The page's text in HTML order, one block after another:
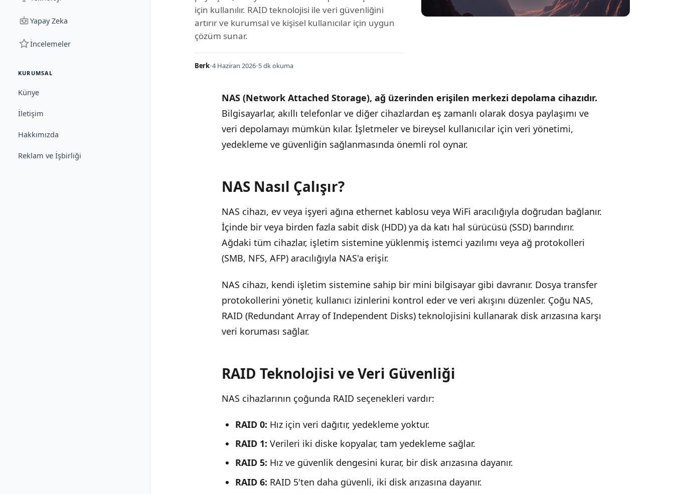
Yapay Zeka
İncelemeler
KURUMSAL
Künye
İletişim
Hakkımızda
Reklam ve İşbirliği
için kullanılır. RAID teknolojisi ile veri güvenliğini
artırır ve kurumsal ve kişisel kullanıcılar için uygun
çözüm sunar.
Berk•4 Haziran 2026•5 dk okuma
NAS (Network Attached Storage), ağ üzerinden erişilen merkezi depolama cihazıdır.
Bilgisayarlar, akıllı telefonlar ve diğer cihazlardan eş zamanlı olarak dosya paylaşımı ve
veri depolamayı mümkün kılar. İşletmeler ve bireysel kullanıcılar için veri yönetimi,
yedekleme ve güvenliğin sağlanmasında önemli rol oynar.
NAS Nasıl Çalışır?
NAS cihazı, ev veya işyeri ağına ethernet kablosu veya WiFi aracılığıyla doğrudan bağlanır.
İçinde bir veya birden fazla sabit disk (HDD) ya da katı hal sürücüsü (SSD) barındırır.
Ağdaki tüm cihazlar, işletim sistemine yüklenmiş istemci yazılımı veya ağ protokolleri
(SMB, NFS, AFP) aracılığıyla NAS'a erişir.
NAS cihazı, kendi işletim sistemine sahip bir mini bilgisayar gibi davranır. Dosya transfer
protokollerini yönetir, kullanıcı izinlerini kontrol eder ve veri akışını düzenler. Çoğu NAS,
RAID (Redundant Array of Independent Disks) teknolojisini kullanarak disk arızasına karşı
veri koruması sağlar.
RAID Teknolojisi ve Veri Güvenliği
NAS cihazlarının çoğunda RAID seçenekleri vardır:
RAID 0: Hız için veri dağıtır, yedekleme yoktur.
RAID 1: Verileri iki diske kopyalar, tam yedekleme sağlar.
RAID 5: Hız ve güvenlik dengesini kurar, bir disk arızasına dayanır.
RAID 6: RAID 5'ten daha güvenli, iki disk arızasına dayanır.